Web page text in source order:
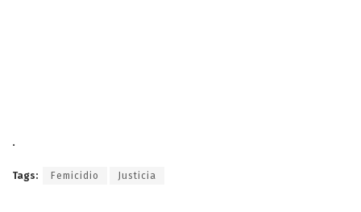
.
Tags: Femicidio Justicia